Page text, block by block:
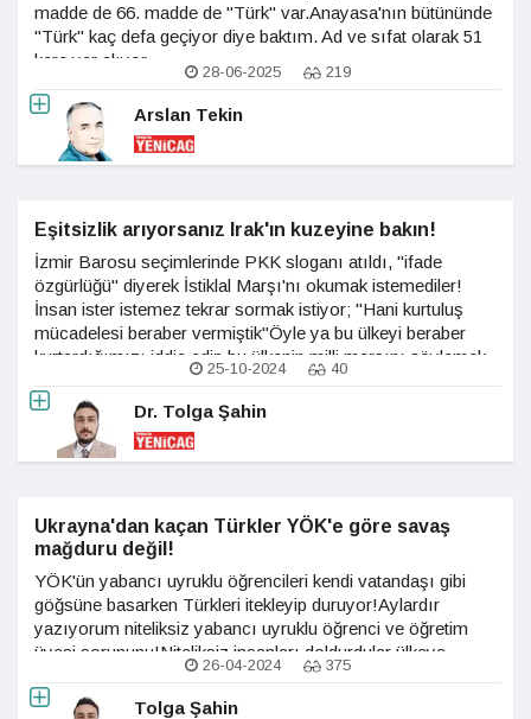
madde de 66. madde de "Türk" var.Anayasa'nın bütününde
"Türk" kaç defa geçiyor diye baktım. Ad ve sıfat olarak 51
kere yer alıyor.
28-06-2025 219
Arslan Tekin
Eşitsizlik arıyorsanız Irak'ın kuzeyine bakın!
İzmir Barosu seçimlerinde PKK sloganı atıldı, "ifade
özgürlüğü" diyerek İstiklal Marşı'nı okumak istemediler!
İnsan ister istemez tekrar sormak istiyor; "Hani kurtuluş
mücadelesi beraber vermiştik"Öyle ya bu ülkeyi beraber
kurtardığımızı iddia edip bu ülkenin milli marşını söylemek
25-10-2024 40
Dr. Tolga Şahin
Ukrayna'dan kaçan Türkler YÖK'e göre savaş
mağduru değil!
YÖK'ün yabancı uyruklu öğrencileri kendi vatandaşı gibi
göğsüne basarken Türkleri itekleyip duruyor!Aylardır
yazıyorum niteliksiz yabancı uyruklu öğrenci ve öğretim
üyesi sorununu!Niteliksiz insanları doldurdular ülkeye
öğrenci adıyla!İkamet alamayan ve Türkiye'de kalmak
isteyen yabancılar için öğrencilik güzel bir paravan!
26-04-2024 375
Tolga Şahin